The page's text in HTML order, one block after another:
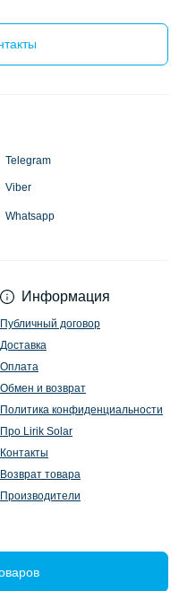
Информация
Публичный договор
Доставка
Оплата
Обмен и возврат
Политика конфиденциальности
Про Lirik Solar
Контакты
Возврат товара
Производители
Telegram
Viber
Whatsapp